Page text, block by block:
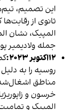
این تصمیم،
ثانوی از
المپیک، نشان
جمله ولادیمیر
۱۲اکتوبر ۲۰۲۳:
روسیه را به
مناطق
خرسون و
المپیک و